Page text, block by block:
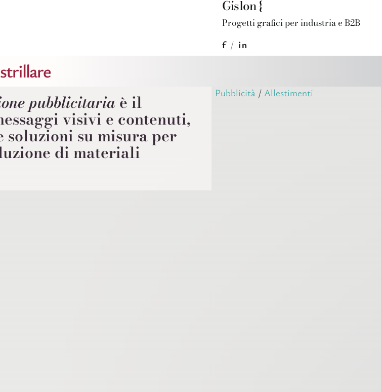
Gislon {
Progetti grafici per industria e B2B
f / in
pubblicitariaè il
visivi e contenuti,
soluzioni su misura per
di materiali
Pubblicità / Allestimenti